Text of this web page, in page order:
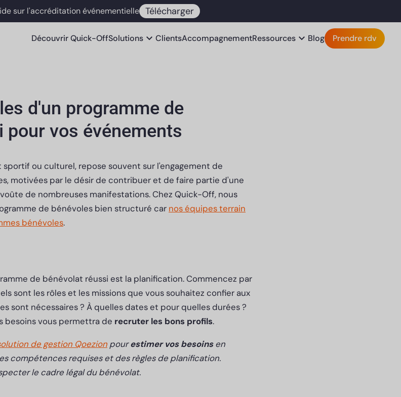
sur l'accréditation événementielle Télécharger
DécouvrirQuick-OffSolutions expand_more ClientsAccompagnementRessources expand_more Blog Prendre rdv
d'un programme de
pour vos événements
ou culturel, repose souvent sur l'engagement de
motivées par le désir de contribuer et de faire partie d'une
de nombreuses manifestations. Chez Quick-Off, nous
de bénévoles bien structuré car nos équipes terrain
bénévoles.
de bénévolat réussi est la planification. Commencez par
sont les rôles et les missions que vous souhaitez confier aux
sont nécessaires ? À quelles dates et pour quelles durées ?
besoins vous permettra de recruter les bons profils.
de gestion Qoezion pourestimer vos besoinsen
compétences requises et des règles de planification.
le cadre légal du bénévolat.